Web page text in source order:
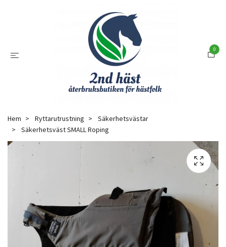
0
Hem Ryttarutrustning
Säkerhetsvästar
Säkerhetsväst SMALL Roping